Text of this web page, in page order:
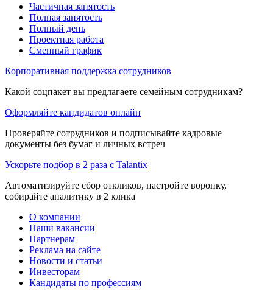
Частичная занятость
Полная занятость
Полный день
Проектная работа
Сменный график
Корпоративная поддержка сотрудников
Какой соцпакет вы предлагаете семейным сотрудникам?
Оформляйте кандидатов онлайн
Проверяйте сотрудников и подписывайте кадровые
документы без бумаг и личных встреч
Ускорьте подбор в 2 раза с Talantix
Автоматизируйте сбор откликов, настройте воронку,
собирайте аналитику в 2 клика
О компании
Наши вакансии
Партнерам
Реклама на сайте
Новости и статьи
Инвесторам
Кандидаты по профессиям